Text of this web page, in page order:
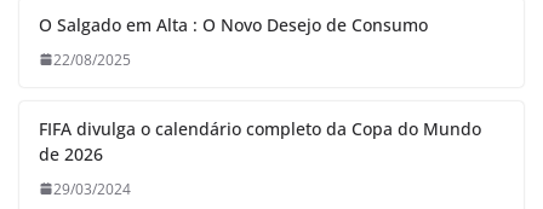
O Salgado em Alta : O Novo Desejo de Consumo
22/08/2025
FIFA divulga o calendário completo da Copa do Mundo
de 2026
29/03/2024